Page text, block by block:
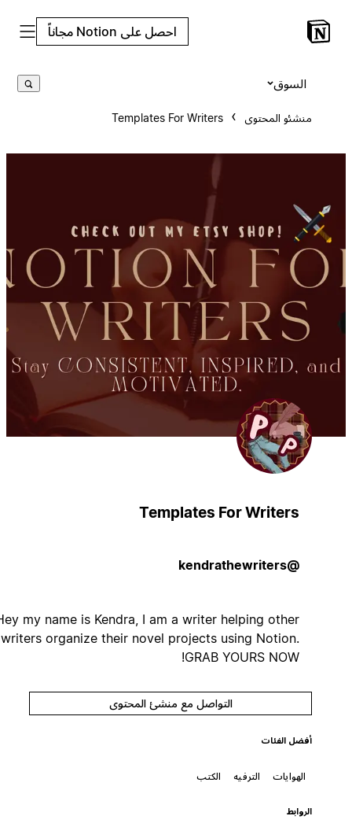
احصل على Notion مجاناً
منشئو المحتوى Templates For Writers
Templates For Writers
Hey my name is Kendra, I am a writer helping other
writers organize their novel projects using Notion.
GRAB YOURS NOW!
التواصل مع منشئ المحتوى
أفضل الفئات
الترفيه الكتب